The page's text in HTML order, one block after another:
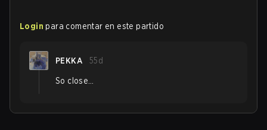
Login para comentar en este partido
PEKKA 55d
So close…